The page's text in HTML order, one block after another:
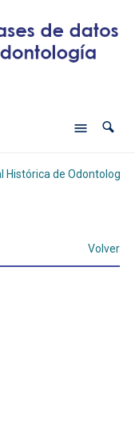
de Odontología
Volver